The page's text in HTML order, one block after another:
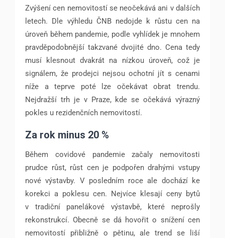
Zvýšení cen nemovitostí se neočekává ani v dalších
letech. Dle výhledu ČNB nedojde k růstu cen na
úroveň během pandemie, podle vyhlídek je mnohem
pravděpodobnější takzvané dvojité dno. Cena tedy
musí klesnout dvakrát na nízkou úroveň, což je
signálem, že prodejci nejsou ochotní jít s cenami
níže a teprve poté lze očekávat obrat trendu.
Nejdražší trh je v Praze, kde se očekává výrazný
pokles u rezidenčních nemovitostí.
Za rok minus 20 %
Během covidové pandemie začaly nemovitosti
prudce růst, růst cen je podpořen drahými vstupy
nové výstavby. V posledním roce ale dochází ke
korekci a poklesu cen. Nejvíce klesají ceny bytů
v tradiční panelákové výstavbě, které neprošly
rekonstrukcí. Obecně se dá hovořit o snížení cen
nemovitostí přibližně o pětinu, ale trend se liší